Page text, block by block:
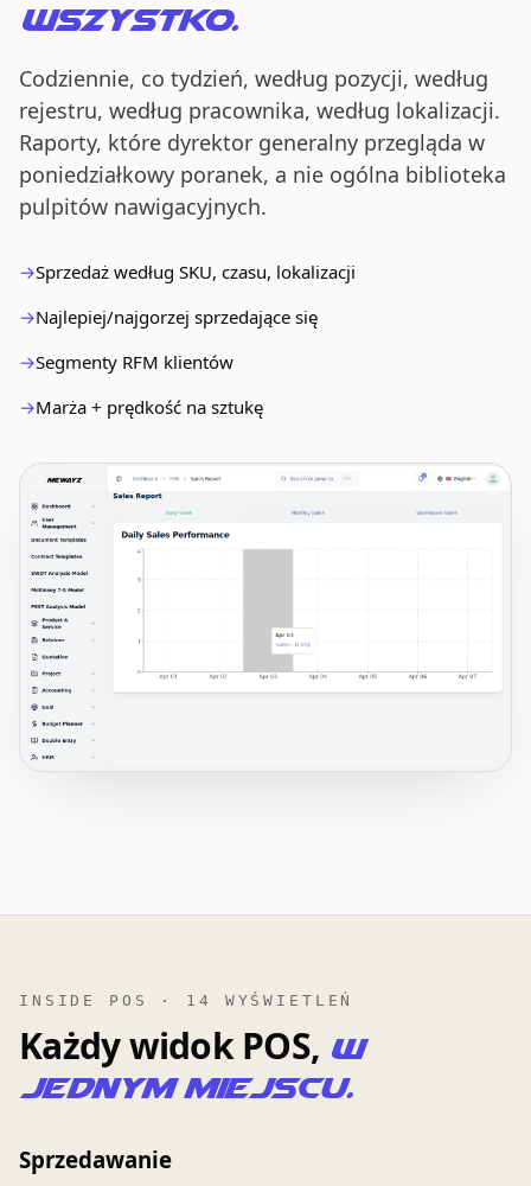
wszystko.
Codziennie, co tydzień, według pozycji, według
rejestru, według pracownika, według lokalizacji.
Raporty, które dyrektor generalny przegląda w
poniedziałkowy poranek, a nie ogólna biblioteka
pulpitów nawigacyjnych.
Sprzedaż według SKU, czasu, lokalizacji
Najlepiej/najgorzej sprzedające się
Segmenty RFM klientów
Marża + prędkość na sztukę
INSIDE POS · 14 WYŚWIETLEŃ
Każdy widok POS, w
jednym miejscu.
Sprzedawanie